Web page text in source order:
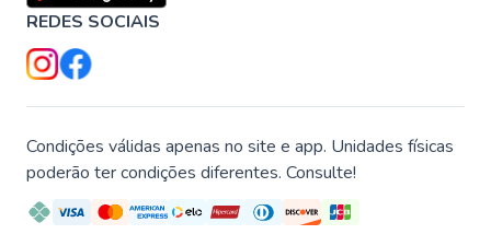
REDES SOCIAIS
Condições válidas apenas no site e app. Unidades físicas
poderão ter condições diferentes. Consulte!